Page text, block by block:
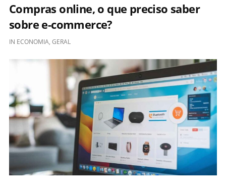
Compras online, o que preciso saber
sobre e-commerce?
IN ECONOMIA, GERAL